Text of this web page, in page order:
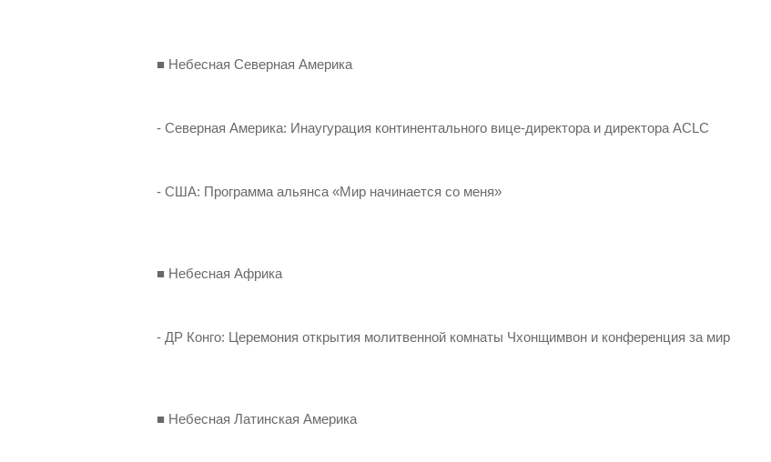
■ Небесная Северная Америка
- Северная Америка: Инаугурация континентального вице-директора и директора ACLC
- США: Программа альянса «Мир начинается со меня»
■ Небесная Африка
- ДР Конго: Церемония открытия молитвенной комнаты Чхонщимвон и конференция за мир
■ Небесная Латинская Америка